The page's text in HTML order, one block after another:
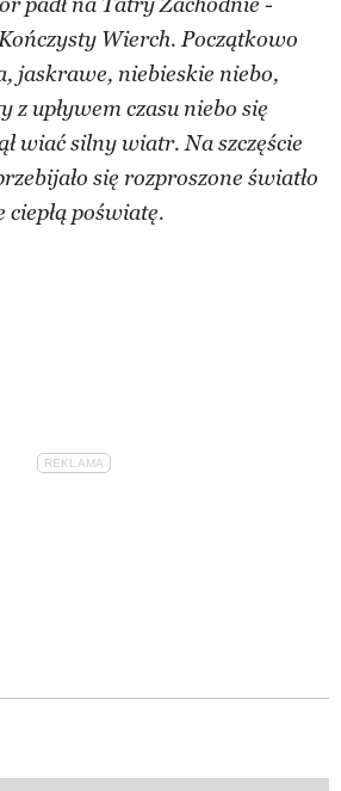
padł na Tatry Zachodnie -
Wierch. Początkowo
jaskrawe, niebieskie niebo,
z upływem czasu niebo się
wiać silny wiatr. Na szczęście
się rozproszone światło
ciepłą poświatę.